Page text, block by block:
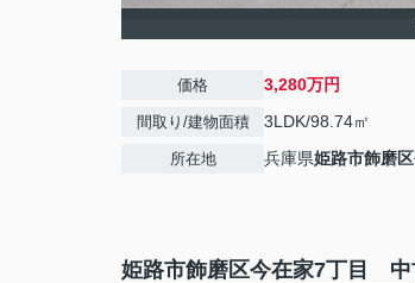
価格 3,280万円
間取り/建物面積 3LDK/98.74㎡
所在地 兵庫県姫路市飾磨
姫路市飾磨区今在家7丁目 中